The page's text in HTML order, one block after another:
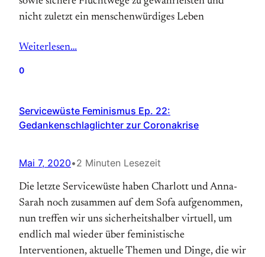
nicht zuletzt ein menschenwürdiges Leben
Weiterlesen…
0
Servicewüste Feminismus Ep. 22:
Gedankenschlaglichter zur Coronakrise
Mai 7, 2020•2 Minuten Lesezeit
Die letzte Servicewüste haben Charlott und Anna-
Sarah noch zusammen auf dem Sofa aufgenommen,
nun treffen wir uns sicherheitshalber virtuell, um
endlich mal wieder über feministische
Interventionen, aktuelle Themen und Dinge, die wir